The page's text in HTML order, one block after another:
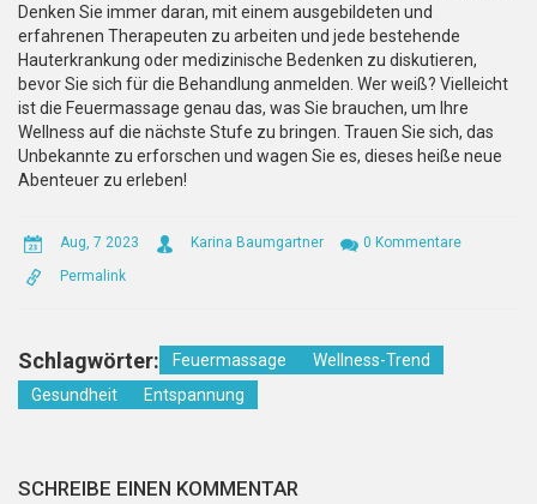
Denken Sie immer daran, mit einem ausgebildeten und
erfahrenen Therapeuten zu arbeiten und jede bestehende
Hauterkrankung oder medizinische Bedenken zu diskutieren,
bevor Sie sich für die Behandlung anmelden. Wer weiß? Vielleicht
ist die Feuermassage genau das, was Sie brauchen, um Ihre
Wellness auf die nächste Stufe zu bringen. Trauen Sie sich, das
Unbekannte zu erforschen und wagen Sie es, dieses heiße neue
Abenteuer zu erleben!
Aug, 7 2023 Karina Baumgartner
0 Kommentare
Permalink
Schlagwörter: Feuermassage
Wellness-Trend
Gesundheit
Entspannung
SCHREIBE EINEN KOMMENTAR